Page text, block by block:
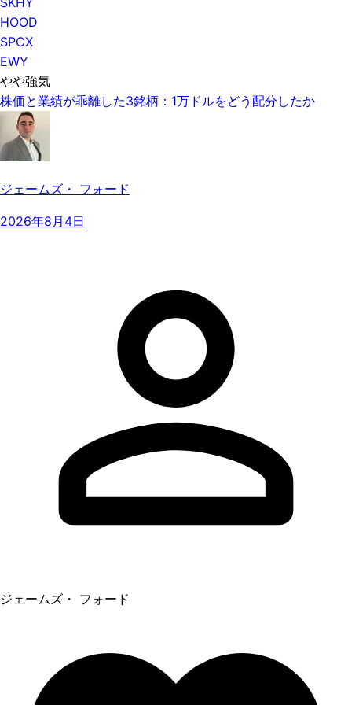
HOOD
SPCX
EWY
やや強気
株価と業績が乖離した3銘柄：1万ドルをどう配分したか
ジェームズ・ フォード
2026年8月4日
ジェームズ・ フォード